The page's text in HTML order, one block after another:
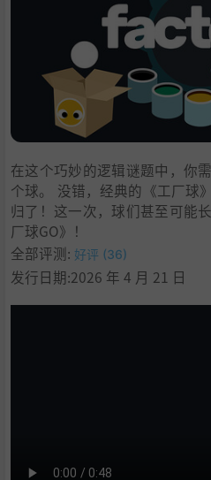
在这个巧妙的逻辑谜题中，你
个球。 没错，经典的《工厂球
归了！这一次，球们甚至可能
厂球GO》！
全部评测: 好评 (36)
发行日期:2026 年 4 月 21 日